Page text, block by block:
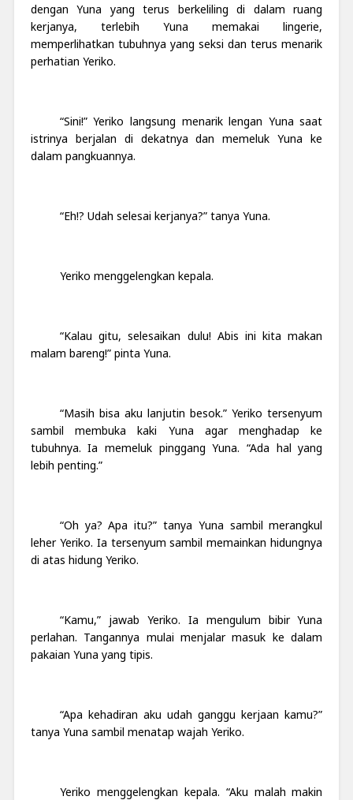
dengan Yuna yang terus berkeliling di dalam ruang
kerjanya, terlebih Yuna memakai lingerie,
memperlihatkan tubuhnya yang seksi dan terus menarik
perhatian Yeriko.
“Sini!” Yeriko langsung menarik lengan Yuna saat
istrinya berjalan di dekatnya dan memeluk Yuna ke
dalam pangkuannya.
“Eh!? Udah selesai kerjanya?” tanya Yuna.
Yeriko menggelengkan kepala.
“Kalau gitu, selesaikan dulu! Abis ini kita makan
malam bareng!” pinta Yuna.
“Masih bisa aku lanjutin besok.” Yeriko tersenyum
sambil membuka kaki Yuna agar menghadap ke
tubuhnya. Ia memeluk pinggang Yuna. “Ada hal yang
lebih penting.”
“Oh ya? Apa itu?” tanya Yuna sambil merangkul
leher Yeriko. Ia tersenyum sambil memainkan hidungnya
di atas hidung Yeriko.
“Kamu,” jawab Yeriko. Ia mengulum bibir Yuna
perlahan. Tangannya mulai menjalar masuk ke dalam
pakaian Yuna yang tipis.
“Apa kehadiran aku udah ganggu kerjaan kamu?”
tanya Yuna sambil menatap wajah Yeriko.
Yeriko menggelengkan kepala. “Aku malah makin